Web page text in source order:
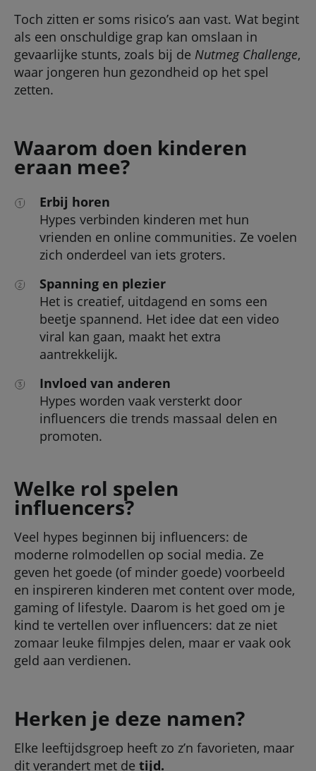
Toch zitten er soms risico’s aan vast. Wat begint
als een onschuldige grap kan omslaan in
gevaarlijke stunts, zoals bij de Nutmeg Challenge,
waar jongeren hun gezondheid op het spel
zetten.
Waarom doen kinderen
eraan mee?
Erbij horen
Hypes verbinden kinderen met hun
vrienden en online communities. Ze voelen
zich onderdeel van iets groters.
Spanning en plezier
Het is creatief, uitdagend en soms een
beetje spannend. Het idee dat een video
viral kan gaan, maakt het extra
aantrekkelijk.
Invloed van anderen
Hypes worden vaak versterkt door
influencers die trends massaal delen en
promoten.
Welke rol spelen
influencers?
Veel hypes beginnen bij influencers: de
moderne rolmodellen op social media. Ze
geven het goede (of minder goede) voorbeeld
en inspireren kinderen met content over mode,
gaming of lifestyle. Daarom is het goed om je
kind te vertellen over influencers: dat ze niet
zomaar leuke filmpjes delen, maar er vaak ook
geld aan verdienen.
Herken je deze namen?
Elke leeftijdsgroep heeft zo z’n favorieten, maar
dit verandert met de tijd.